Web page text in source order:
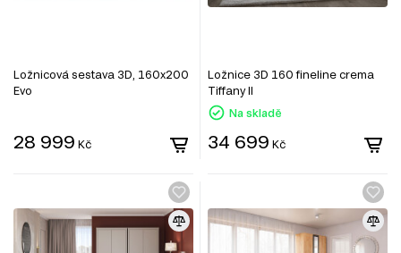
Ložnicová sestava 3D, 160х200
Evo
28 999 Kč
Ložnice 3D 160 fineline crema
Tiffany II
Na skladě
34 699 Kč